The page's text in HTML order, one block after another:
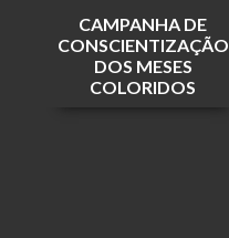
CAMPANHA DE
CONSCIENTIZAÇÃO
DOS MESES
COLORIDOS